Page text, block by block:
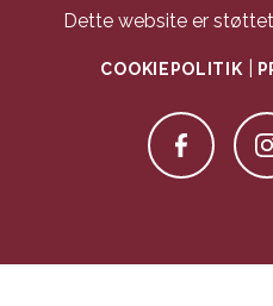
Dette website er
COOKIEPOLITIK